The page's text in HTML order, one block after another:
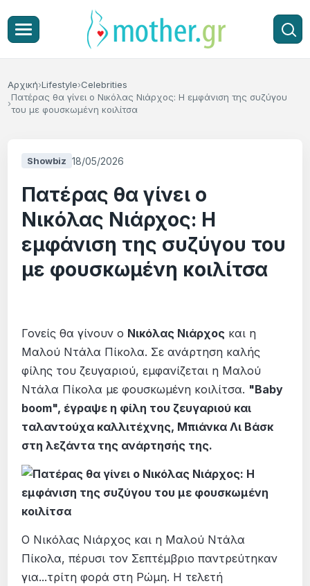
Αρχική Lifestyle Celebrities
Πατέρας θα γίνει ο Νικόλας Νιάρχος: Η εμφάνιση της συζύγου
του με φουσκωμένη κοιλίτσα
Showbiz 18/05/2026
Πατέρας θα γίνει ο
Νικόλας Νιάρχος: Η
εμφάνιση της συζύγου του
με φουσκωμένη κοιλίτσα
Γονείς θα γίνουν ο Νικόλας Νιάρχος και η
Μαλού Ντάλα Πίκολα. Σε ανάρτηση καλής
φίλης του ζευγαριού, εμφανίζεται η Μαλού
Ντάλα Πίκολα με φουσκωμένη κοιλίτσα. "Baby
boom", έγραψε η φίλη του ζευγαριού και
ταλαντούχα καλλιτέχνης, Μπιάνκα Λι Βάσκ
στη λεζάντα της ανάρτησής της.
Ο Νικόλας Νιάρχος και η Μαλού Ντάλα
Πίκολα, πέρυσι τον Σεπτέμβριο παντρεύτηκαν
για...τρίτη φορά στη Ρώμη. Η τελετή